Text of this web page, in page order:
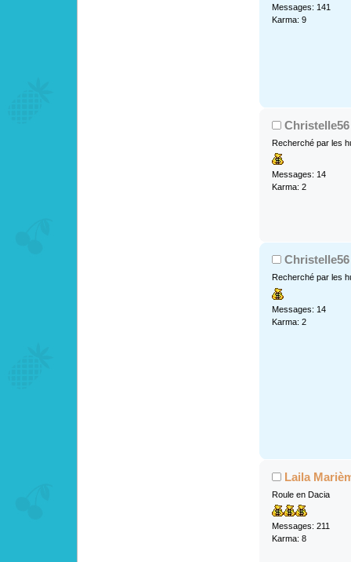
Messages: 141
Karma: 9
Christelle56
Recherché par les
Messages: 14
Karma: 2
Christelle56
Recherché par les
Messages: 14
Karma: 2
Laila
Roule en Dacia
Messages: 211
Karma: 8